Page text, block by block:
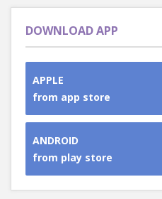
DOWNLOAD APP
APPLE
from app store
ANDROID
from play store